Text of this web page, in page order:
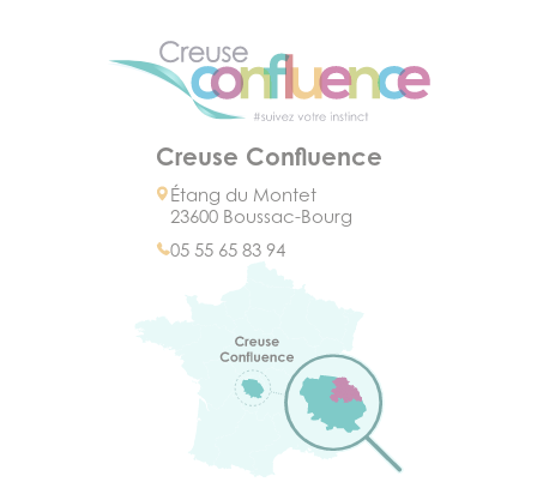
Creuse Confluence
Étang du Montet
23600 Boussac-Bourg
05 55 65 83 94